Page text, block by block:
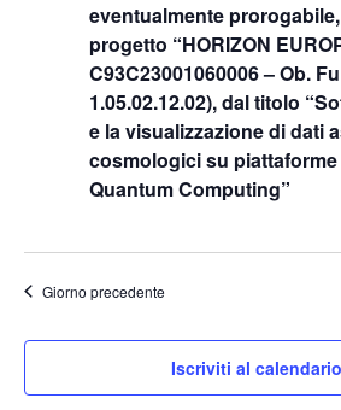
eventualmente
progetto “HORIZON
C93C23001060006 – Ob.
1.05.02.12.02), dal titolo
e la visualizzazione di dati
cosmologici su piattaforme
Quantum Computing”
Giorno precedente
Iscriviti al calendario